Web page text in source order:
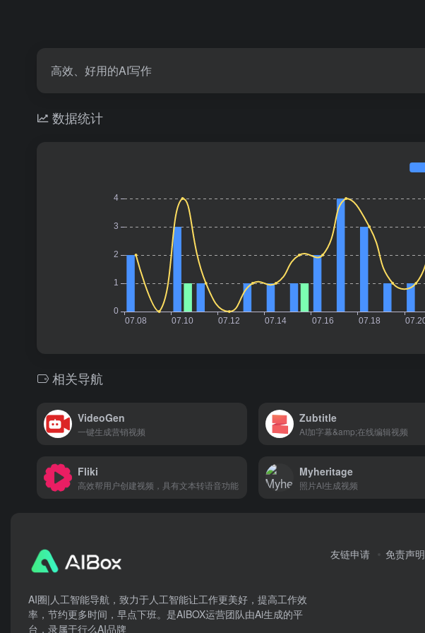
高效、好用的AI写作
数据统计
相关导航
VideoGen
一键生成营销视频
Zubtitle
AI加字幕&amp;在线编辑视频
Fliki
高效帮用户创建视频，具有文本转语音功能
Myheritage
照片AI生成视频
AI圈|人工智能导航，致力于人工智能让工作更美好，提高工作效
率，节约更多时间，早点下班。是AIBOX运营团队由Ai生成的平
台，录属于行么AI品牌
友链申请 免责声明